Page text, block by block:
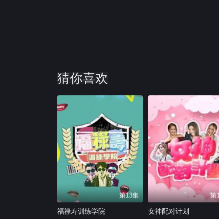
猜你喜欢
第13集
福禄寿训练学院
第
女神配对计划